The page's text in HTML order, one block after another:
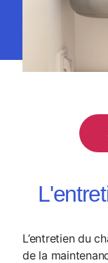
L’entretien du
de la